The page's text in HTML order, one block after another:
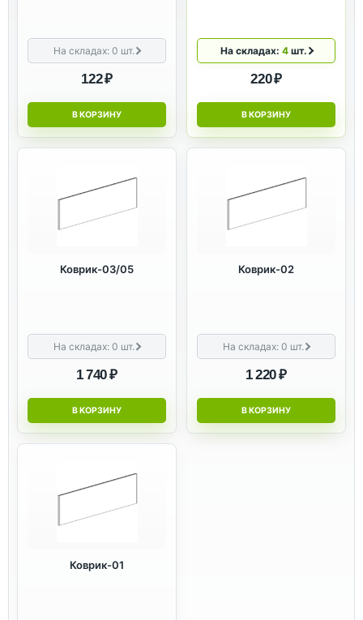
На складах:0 шт.
122 ₽
В КОРЗИНУ
На складах: 4шт.
220 ₽
В КОРЗИНУ
Коврик-03/05
На складах:0 шт.
1 740 ₽
В КОРЗИНУ
Коврик-02
На складах:0 шт.
1 220 ₽
В КОРЗИНУ
Коврик-01